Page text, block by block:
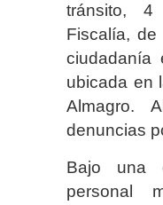
tránsito,
Fiscalía,
ciudadanía
ubicada en
Almagro.
denuncias
Bajo una
personal